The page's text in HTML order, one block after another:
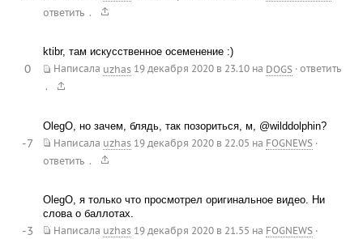
ответить .
ktibr, там искусственное осеменение :)
Написала uzhas 19 декабря 2020 в 23.10на DOGS · ответить
.
0
OlegO, но зачем, блядь, так позориться, м, @wilddolphin?
Написала uzhas 19 декабря 2020 в 22.05 на FOGNEWS ·
ответить .
-7
OlegO, я только что просмотрел оригинальное видео. Ни
слова о баллотах.
Написала uzhas 19 декабря 2020 в 21.55 на FOGNEWS ·
-3